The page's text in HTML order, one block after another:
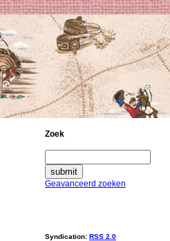
Zoek
Geavanceerd zoeken
Syndication: RSS 2.0